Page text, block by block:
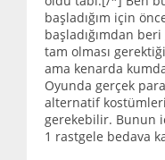
başladığım için
başladığımdan
tam olması
ama kenarda
Oyunda gerçek
alternatif
gerekebilir. Bunun
1 rastgele bedava